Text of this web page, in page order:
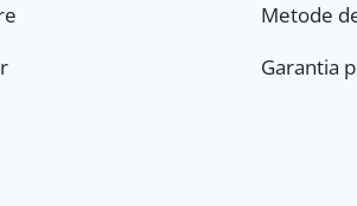
Metode
Garantia